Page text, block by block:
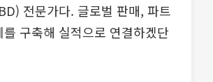
전문가다. 글로벌 판매, 파트
구축해 실적으로 연결하겠단